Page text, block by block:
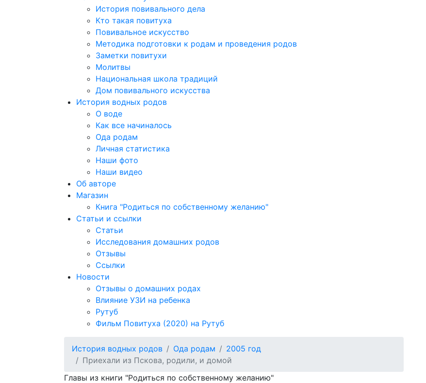
История повивального дела
Кто такая повитуха
Повивальное искусство
Методика подготовки к родам и проведения родов
Заметки повитухи
Молитвы
Национальная школа традиций
Дом повивального искусства
История водных родов
О воде
Как все начиналось
Ода родам
Личная статистика
Наши фото
Наши видео
Об авторе
Магазин
Книга "Родиться по собственному желанию"
Статьи и ссылки
Статьи
Исследования домашних родов
Отзывы
Ссылки
Новости
Отзывы о домашних родах
Влияние УЗИ на ребенка
Рутуб
Фильм Повитуха (2020) на Рутуб
История водных родов Ода родам
2005 год
Приехали из Пскова, родили, и домой
Главы из книги "Родиться по собственному желанию"